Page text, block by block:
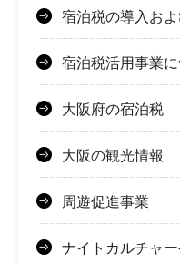
宿泊税の導入お
宿泊税活用事業
大阪府の宿泊税
大阪の観光情報
周遊促進事業
ナイトカルチャ